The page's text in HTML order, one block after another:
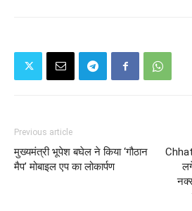
Previous article
मुख्यमंत्री भूपेश बघेल ने किया ‘गौठान
मैप’ मोबाइल एप का लोकार्पण